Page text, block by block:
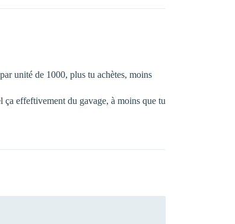
unité de 1000, plus tu achètes, moins
effeftivement du gavage, à moins que tu